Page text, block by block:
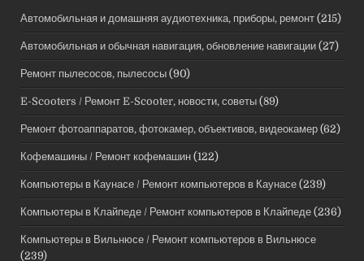
Автомобильная и домашняя аудиотехника, приборы, ремонт (215)
Автомобильная и обычная навигация, обновление навигации (27)
Ремонт пылесосов, пылесосы (90)
E-Scooters / Ремонт E-Scooter, новости, советы (89)
Ремонт фотоаппаратов, фотокамер, объективов, видеокамер (62)
Кофемашины / Ремонт кофемашин (122)
Компьютеры в Каунасе / Ремонт компьютеров в Каунасе (239)
Компьютеры в Клайпеде / Ремонт компьютеров в Клайпеде (236)
Компьютеры в Вильнюсе / Ремонт компьютеров в Вильнюсе
(239)